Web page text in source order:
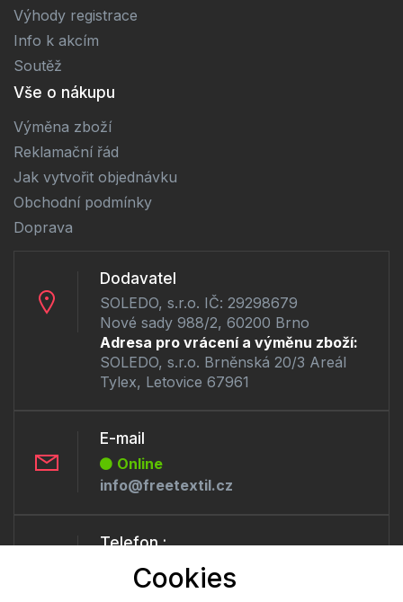
Výhody registrace
Info k akcím
Soutěž
Vše o nákupu
Výměna zboží
Reklamační řád
Jak vytvořit objednávku
Obchodní podmínky
Doprava
Dodavatel
SOLEDO, s.r.o. IČ: 29298679
Nové sady 988/2, 60200 Brno
Adresa pro vrácení a výměnu zboží:
SOLEDO, s.r.o. Brněnská 20/3 Areál
Tylex, Letovice 67961
E-mail
Online
info@freetextil.cz
Telefon :
Offline
+420 530 334 460
Cookies